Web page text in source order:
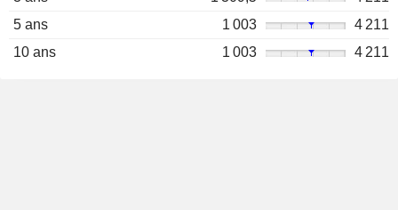
5 ans
1 003
4 211
10 ans
1 003 4 211